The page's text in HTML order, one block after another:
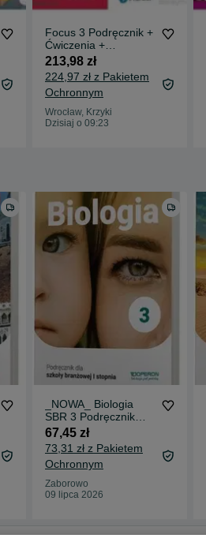
Focus 3 Podręcznik +
Ćwiczenia +
Benchmark +
Kompendium +
Mondly
213,98 zł
224,97 zł z Pakietem
Ochronnym
Wrocław, Krzyki
Dzisiaj o 09:23
_NOWA_ Biologia
SBR 3 Podręcznik
OPERON Beata
Jakubik szkoła
branżowa
67,45 zł
73,31 zł z Pakietem
Ochronnym
Zaborowo
09 lipca 2026